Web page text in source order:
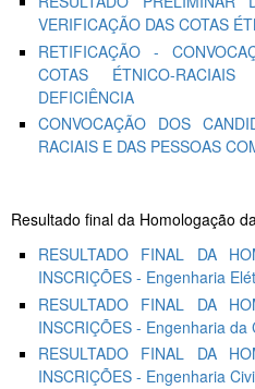
VERIFICAÇÃO DAS COTAS
RETIFICAÇÃO -
COTAS ÉTNICO-
DEFICIÊNCIA
CONVOCAÇÃO DOS
RACIAIS E DAS PESSOAS
Resultado final da Homologação
RESULTADO FINAL DA
INSCRIÇÕES - Engenharia
RESULTADO FINAL DA
INSCRIÇÕES - Engenharia da
RESULTADO FINAL DA
INSCRIÇÕES - Engenharia